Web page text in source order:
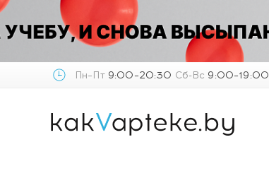
Пн–Пт9:00–20:30 Сб-Вс 9:00–19:00